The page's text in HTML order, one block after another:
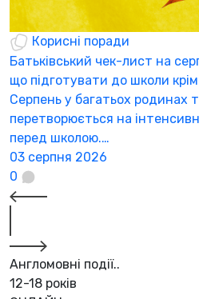
Корисні поради
Батьківський чек-лист на
що підготувати до школи
Серпень у багатьох родинах
перетворюється на
перед школою.…
03 серпня 2026
0
Англомовні події..
12-18 років